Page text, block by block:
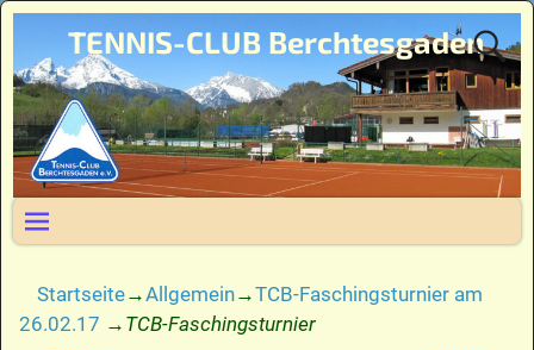
TENNIS-CLUB Berchtesgaden
Startseite→Allgemein→TCB-Faschingsturnier am
26.02.17 → TCB-Faschingsturnier